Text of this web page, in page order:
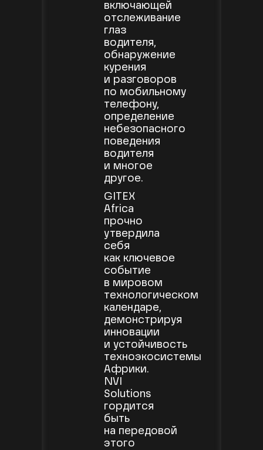
включающей
отслеживание
глаз
водителя,
обнаружение
курения
и разговоров
по мобильному
телефону,
определение
небезопасного
поведения
водителя
и многое
другое.
GITEX
Africa
прочно
утвердила
себя
как ключевое
событие
в мировом
технологическом
календаре,
демонстрируя
инновации
и устойчивость
техноэкосистемы
Африки.
NVI
Solutions
гордится
быть
на передовой
этого